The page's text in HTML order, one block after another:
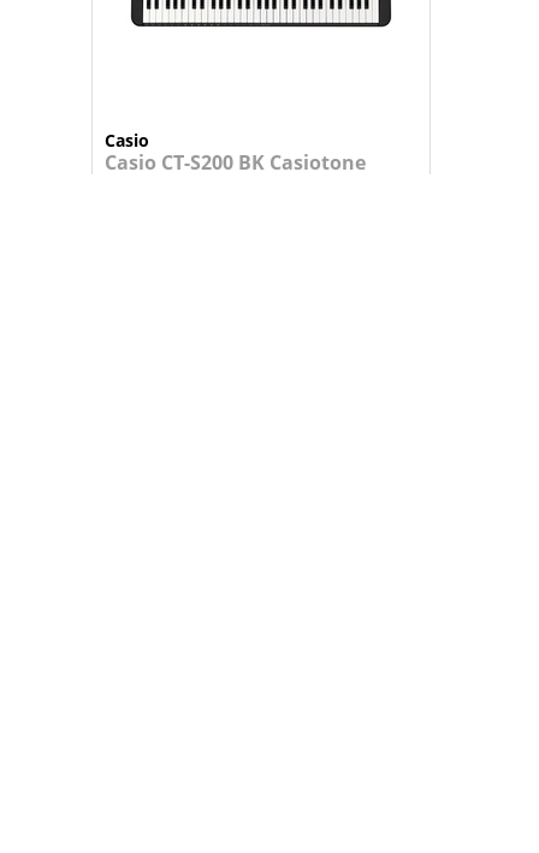
Casio
Casio CT-S200 BK Casiotone